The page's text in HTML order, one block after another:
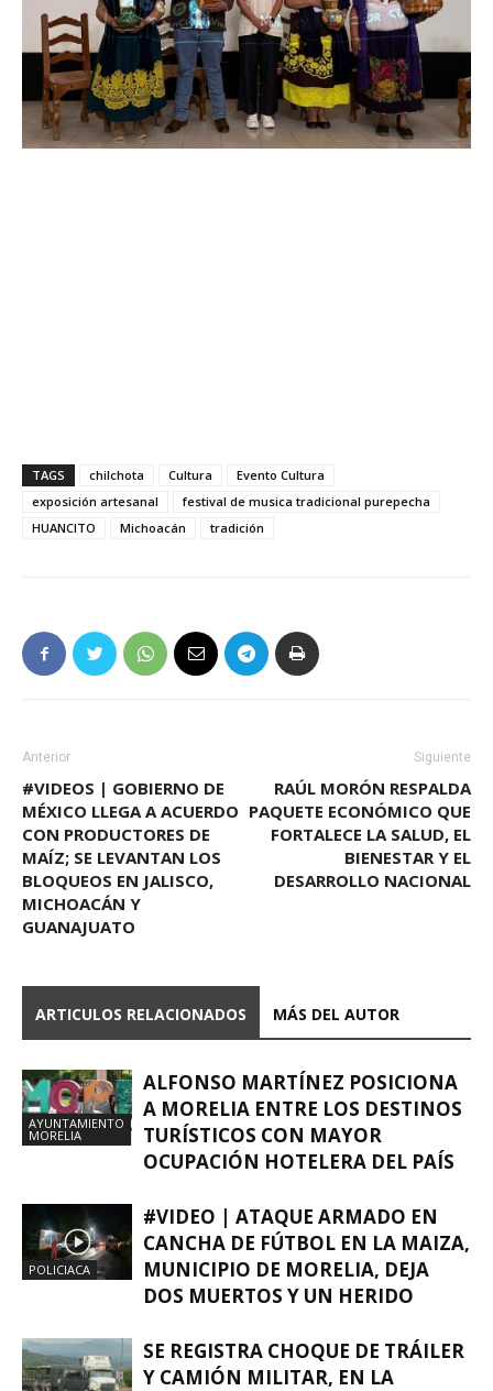
TAGS chilchota Cultura
Evento Cultura
exposición artesanal
festival de musica tradicional purepecha
HUANCITO
Michoacán tradición
Anterior
#VIDEOS | GOBIERNO DE
MÉXICO LLEGA A ACUERDO
CON PRODUCTORES DE
MAÍZ; SE LEVANTAN LOS
BLOQUEOS EN JALISCO,
MICHOACÁN Y
GUANAJUATO
Siguiente
RAÚL MORÓN RESPALDA
PAQUETE ECONÓMICO QUE
FORTALECE LA SALUD, EL
BIENESTAR Y EL
DESARROLLO NACIONAL
ARTICULOS RELACIONADOS MÁS DEL AUTOR
AYUNTAMIENTO
MORELIA
ALFONSO MARTÍNEZ POSICIONA
A MORELIA ENTRE LOS DESTINOS
TURÍSTICOS CON MAYOR
OCUPACIÓN HOTELERA DEL PAÍS
POLICIACA
#VIDEO | ATAQUE ARMADO EN
CANCHA DE FÚTBOL EN LA MAIZA,
MUNICIPIO DE MORELIA, DEJA
DOS MUERTOS Y UN HERIDO
SE REGISTRA CHOQUE DE TRÁILER
Y CAMIÓN MILITAR, EN LA